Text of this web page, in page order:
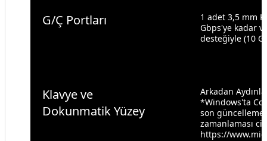
G/Ç Portları
1 adet 3,5 mm
Gbps'ye kadar
desteğiyle (10
Klavye ve
Dokunmatik Yüzey
Arkadan
*Windows'ta
son
zamanlaması
https://